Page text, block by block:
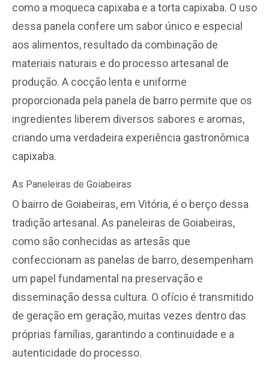
como a moqueca capixaba e a torta capixaba. O uso
dessa panela confere um sabor único e especial
aos alimentos, resultado da combinação de
materiais naturais e do processo artesanal de
produção. A cocção lenta e uniforme
proporcionada pela panela de barro permite que os
ingredientes liberem diversos sabores e aromas,
criando uma verdadeira experiência gastronômica
capixaba.
As Paneleiras de Goiabeiras
O bairro de Goiabeiras, em Vitória, é o berço dessa
tradição artesanal. As paneleiras de Goiabeiras,
como são conhecidas as artesãs que
confeccionam as panelas de barro, desempenham
um papel fundamental na preservação e
disseminação dessa cultura. O ofício é transmitido
de geração em geração, muitas vezes dentro das
próprias famílias, garantindo a continuidade e a
autenticidade do processo.